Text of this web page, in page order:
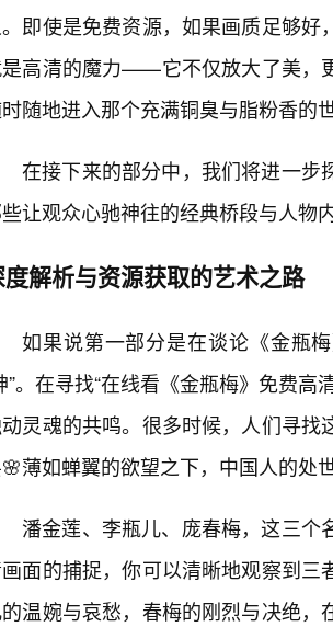
即使是免费资源，如果画质足够
高清的魔力——它不仅放大了美，
随地进入那个充满铜臭与脂粉香的
在接下来的部分中，我们将进一步
让观众心驰神往的经典桥段与人物
度解析与资源获取的艺术之路
如果说第一部分是在谈论《金瓶
”。在寻找“在线看《金瓶梅》免费
灵魂的共鸣。很多时候，人们寻
薄如蝉翼的欲望之下，中国人的处
潘金莲、李瓶儿、庞春梅，这三
面的捕捉，你可以清晰地观察到
温婉与哀愁，春梅的刚烈与决绝